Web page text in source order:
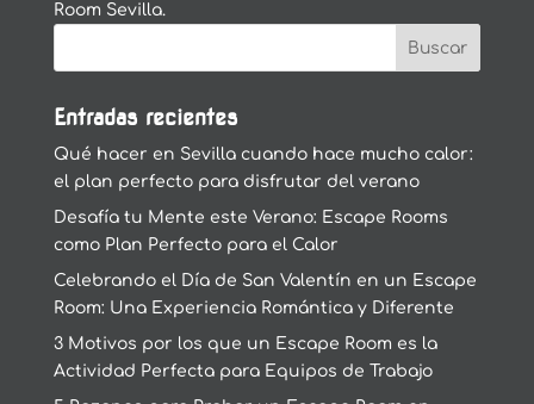
Room Sevilla.
Entradas recientes
Qué hacer en Sevilla cuando hace mucho calor:
el plan perfecto para disfrutar del verano
Desafía tu Mente este Verano: Escape Rooms
como Plan Perfecto para el Calor
Celebrando el Día de San Valentín en un Escape
Room: Una Experiencia Romántica y Diferente
3 Motivos por los que un Escape Room es la
Actividad Perfecta para Equipos de Trabajo